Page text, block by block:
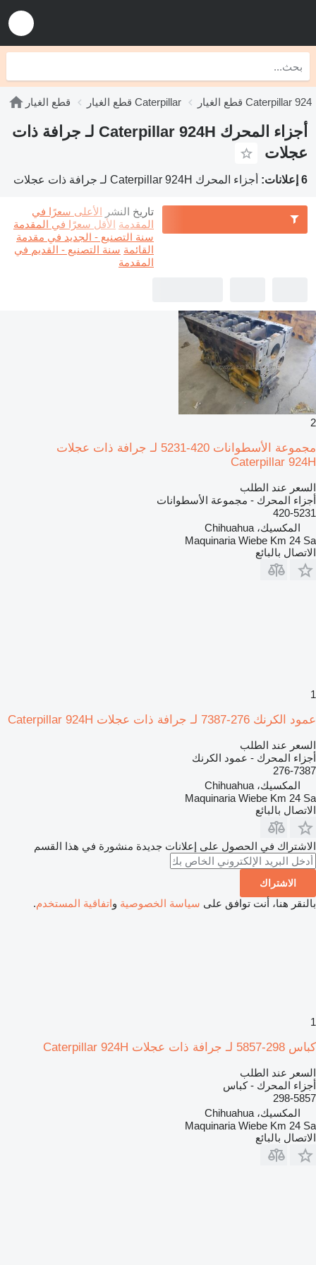
قطع الغيار قطع الغيار Caterpillar قطع الغيار Caterpillar 924
أجزاء المحرك Caterpillar 924H لـ جرافة ذات
عجلات
6 إعلانات: أجزاء المحرك Caterpillar 924H لـ جرافة ذات عجلات
تاريخ النشر الأعلى سعرًا في
المقدمة الأقل سعرًا في المقدمة
سنة التصنيع - الجديد في مقدمة
القائمة سنة التصنيع - القديم في
المقدمة
2
مجموعة الأسطوانات 420-5231 لـ جرافة ذات عجلات
Caterpillar 924H
السعر عند الطلب
أجزاء المحرك - مجموعة الأسطوانات
420-5231
المكسيك، Chihuahua
Maquinaria Wiebe Km 24 Sa
الاتصال بالبائع
1
عمود الكرنك 276-7387 لـ جرافة ذات عجلات Caterpillar 924H
السعر عند الطلب
أجزاء المحرك - عمود الكرنك
276-7387
المكسيك، Chihuahua
Maquinaria Wiebe Km 24 Sa
الاتصال بالبائع
الاشتراك في الحصول على إعلانات جديدة منشورة في هذا القسم
الاشتراك
بالنقر هنا، أنت توافق على سياسة الخصوصية واتفاقية المستخدم.
1
كباس 298-5857 لـ جرافة ذات عجلات Caterpillar 924H
السعر عند الطلب
أجزاء المحرك - كباس
298-5857
المكسيك، Chihuahua
Maquinaria Wiebe Km 24 Sa
الاتصال بالبائع